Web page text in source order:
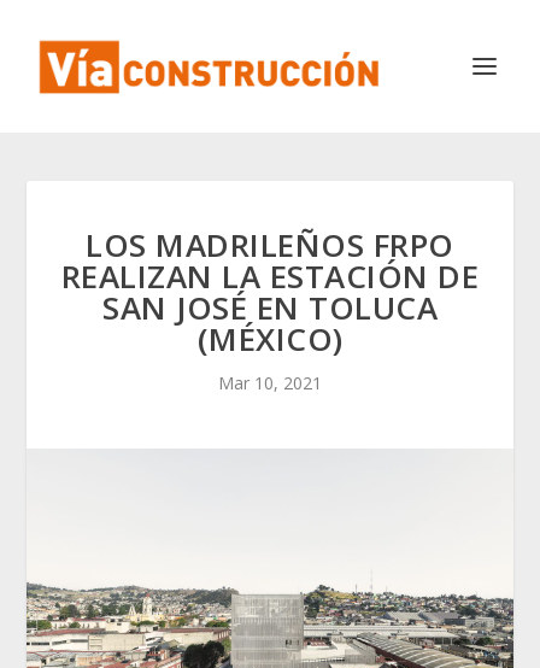
LOS MADRILEÑOS FRPO
REALIZAN LA ESTACIÓN DE
SAN JOSÉ EN TOLUCA
(MÉXICO)
Mar 10, 2021